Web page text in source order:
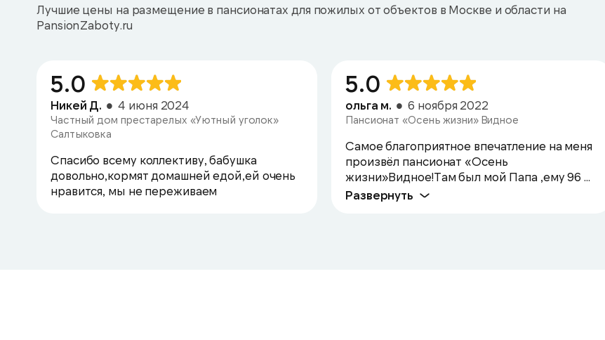
Лучшие цены на размещение в пансионатах для пожилых от объектов в Москве и области на
PansionZaboty.ru
5.0
Никей Д. 4 июня 2024
Частный дом престарелых «Уютный уголок»
Салтыковка
Спасибо всему коллективу, бабушка
довольно,кормят домашней едой,ей очень
нравится, мы не переживаем
5.0
ольга м. 6 ноября 2022
Пансионат «Осень жизни» Видное
Самое благоприятное впечатление на меня
произвёл пансионат «Осень
жизни»Видное!Там был мой Папа ,ему 96 ...
Развернуть